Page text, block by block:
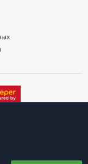
- приборы
защищены.